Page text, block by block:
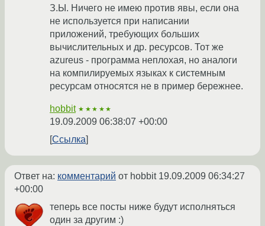
З.Ы. Ничего не имею против явы, если она
не используется при написании
приложений, требующих больших
вычислительных и др. ресурсов. Тот же
azureus - программа неплохая, но аналоги
на компилируемых языках к системным
ресурсам относятся не в пример бережнее.
hobbit ★★★★★
19.09.2009 06:38:07 +00:00
Ссылка
Ответ на: комментарий от hobbit 19.09.2009 06:34:27
+00:00
теперь все посты ниже будут исполняться
один за другим :)